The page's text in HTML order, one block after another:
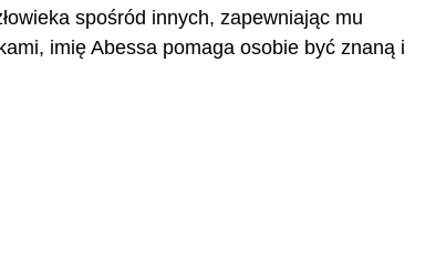
spośród innych, zapewniając mu
imię Abessa pomaga osobie być znaną i